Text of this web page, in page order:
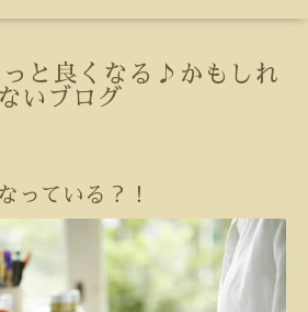
と良くなる♪かもしれ
ないブログ
っている？！